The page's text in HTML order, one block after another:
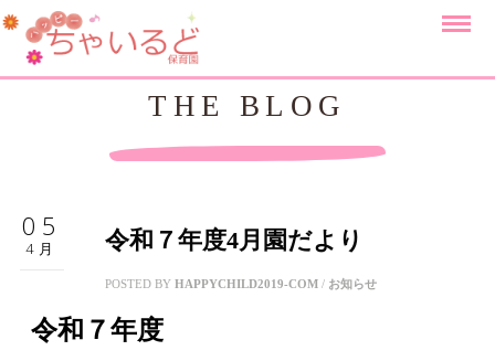
THE BLOG
05
4月 令和７年度4月園だより
POSTED BY HAPPYCHILD2019-COM/ お知らせ
令和７年度